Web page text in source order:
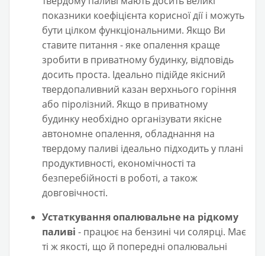
показники коефіцієнта корисної дії і можуть
бути цілком функціональними. Якщо Ви
ставите питання - яке опалення краще
зробити в приватному будинку, відповідь
досить проста. Ідеально підійде якісний
твердопаливний казан верхнього горіння
або піролізний. Якщо в приватному
будинку необхідно організувати якісне
автономне опалення, обладнання на
твердому паливі ідеально підходить у плані
продуктивності, економічності та
безперебійності в роботі, а також
довговічності.
Устаткування опалювальне на рідкому
паливі - працює на бензині чи солярці. Має
ті ж якості, що й попередні опалювальні